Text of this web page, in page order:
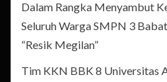
Dalam Rangka Menyambut
Seluruh Warga SMPN 3
“Resik Megilan”
Tim KKN BBK 8 Universitas